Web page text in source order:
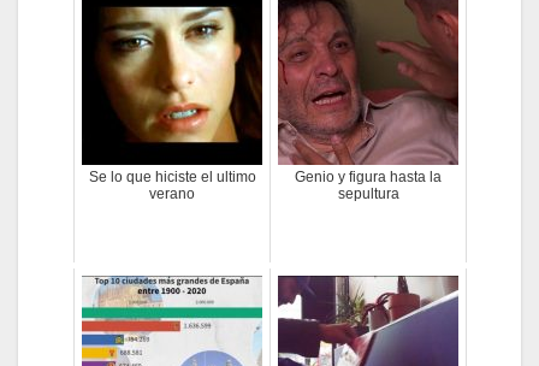
Se lo que hiciste el ultimo
verano
Genio y figura hasta la
sepultura